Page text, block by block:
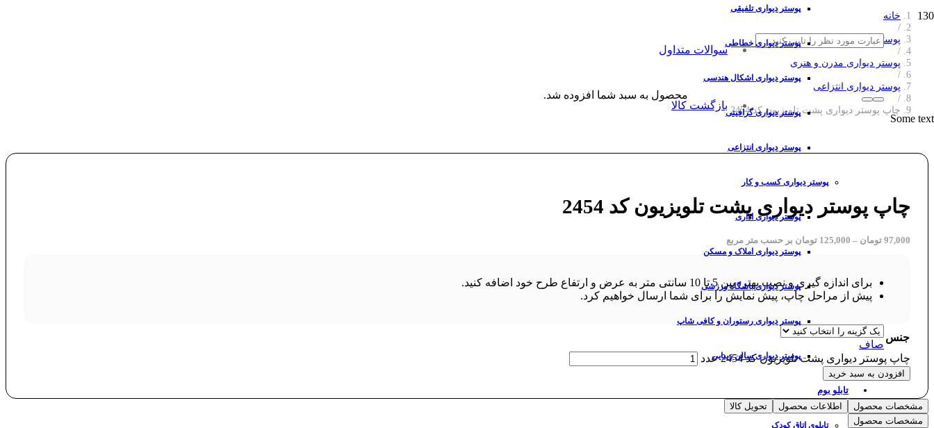
سوالات متداول
بازگشت کالا
پوستر دیواری تلفیقی
پوستر دیواری خطاطی
پوستر دیواری اشکال هندسی
پوستر دیواری گرافیتی
پوستر دیواری انتزاعی
پوستر دیواری کسب و کار
پوستر دیواری اداری
پوستر دیواری املاک و مسکن
پوستر دیواری باشگاه ورزشی
پوستر دیواری رستوران و کافی شاپ
پوستر دیواری سالن زیبایی
تابلو بوم
تابلوی اتاق کودک
محصول به سبد شما افزوده شد.
Some text
خانه
/
پوستر دیواری
/
پوستر دیواری مدرن و هنری
/
پوستر دیواری انتزاعی
/
چاپ پوستر دیواری پشت تلویزیون کد 2454
چاپ پوستر دیواری پشت تلویزیون کد 2454
97,000 تومان –
125,000 تومان بر حسب متر مربع
برای اندازه گیری و نصب بهتر، بین 5 تا 10 سانتی متر به عرض و ارتفاع طرح خود اضافه کنید.
پیش از مراحل چاپ، پیش نمایش را برای شما ارسال خواهیم کرد.
جنس
صاف
چاپ پوستر دیواری پشت تلویزیون کد 2454 عدد
افزودن به سبد خرید
مشخصات محصول اطلاعات محصول
تحویل کالا
مشخصات محصول